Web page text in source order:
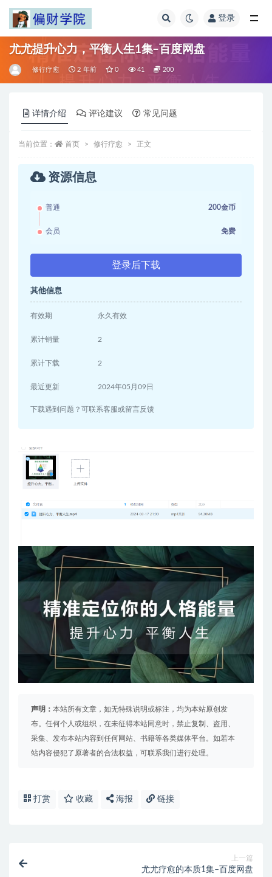
登录
尤尤提升心力，平衡人生1集–百度网盘
修行疗愈 2 年前 0 41 200
详情介绍 评论建议 常见问题
当前位置： 首页 修行疗愈 正文
资源信息
普通 200金币
会员 免费
登录后下载
其他信息
有效期 永久有效
累计销量 2
累计下载 2
最近更新 2024年05月09日
下载遇到问题？可联系客服或留言反馈
声明： 本站所有文章，如无特殊说明或标注，均为本站原创发
布。任何个人或组织，在未征得本站同意时，禁止复制、盗用、
采集、发布本站内容到任何网站、书籍等各类媒体平台。如若本
站内容侵犯了原著者的合法权益，可联系我们进行处理。
打赏 收藏 海报 链接
上一篇
尤尤疗愈的本质1集–百度网盘